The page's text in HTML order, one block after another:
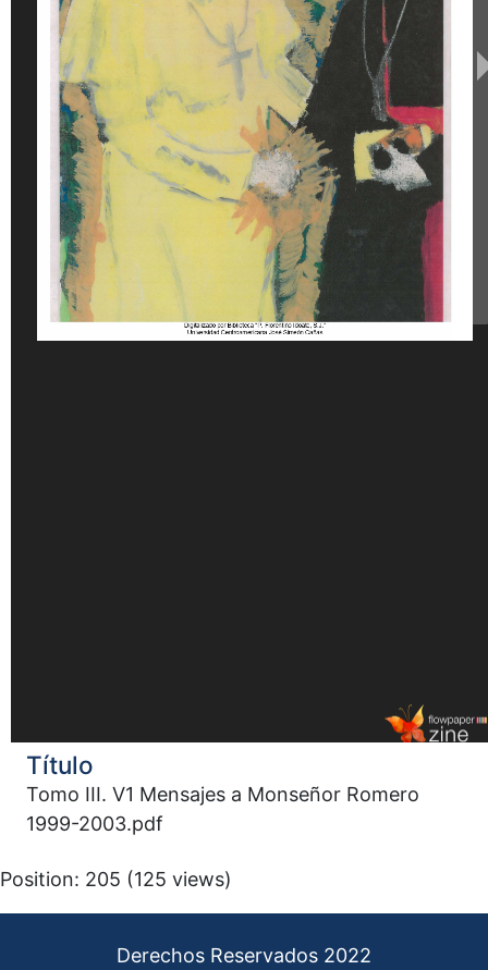
Título
Tomo III. V1 Mensajes a Monseñor Romero
1999-2003.pdf
Position: 205 (125 views)
Derechos Reservados 2022